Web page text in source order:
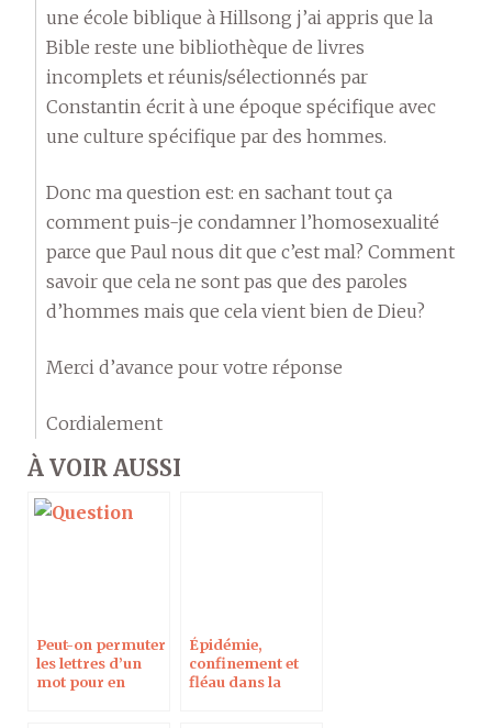
une école biblique à Hillsong j’ai appris que la
Bible reste une bibliothèque de livres
incomplets et réunis/sélectionnés par
Constantin écrit à une époque spécifique avec
une culture spécifique par des hommes.
Donc ma question est: en sachant tout ça
comment puis-je condamner l’homosexualité
parce que Paul nous dit que c’est mal? Comment
savoir que cela ne sont pas que des paroles
d’hommes mais que cela vient bien de Dieu?
Merci d’avance pour votre réponse
Cordialement
À VOIR AUSSI
Peut-on permuter
les lettres d’un
mot pour en
Épidémie,
confinement et
fléau dans la